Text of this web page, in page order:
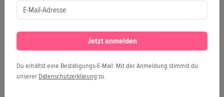
20.06.2025
In einer Welt, die sich ständig wandelt, sind es die
Geschichten, die uns halten, bewegen und verwandeln.
Die Gewinner*innenfilme der Doxumentale 2025
fordern uns heraus, wach zu bleiben – um gemeinsam
Jetzt anmelden
Du erhältst eine Bestätigungs-E-Mail. Mit der Anmeldung stimmst du
unserer Datenschutzerklärung zu.